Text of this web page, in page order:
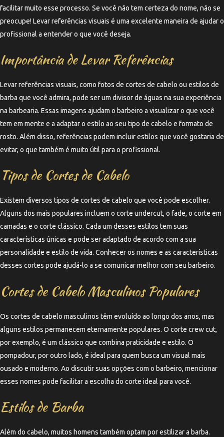
facilitar muito esse processo. Se você não tem certeza do nome, não se
preocupe! Levar referências visuais é uma excelente maneira de ajudar o
profissional a entender o que você deseja.
Importância de Levar Referências
Levar referências visuais, como fotos de cortes de cabelo ou estilos de
barba que você admira, pode ser um divisor de águas na sua experiência
na barbearia. Essas imagens ajudam o barbeiro a visualizar o que você
tem em mente e a adaptar o estilo ao seu tipo de cabelo e formato de
rosto. Além disso, referências podem incluir estilos que você gostaria de
evitar, o que também é muito útil para o profissional.
Tipos de Cortes de Cabelo
Existem diversos tipos de cortes de cabelo que você pode escolher.
Alguns dos mais populares incluem o corte undercut, o fade, o corte em
camadas e o corte clássico. Cada um desses estilos tem suas
características únicas e pode ser adaptado de acordo com a sua
personalidade e estilo de vida. Conhecer os nomes e as características
desses cortes pode ajudá-lo a se comunicar melhor com seu barbeiro.
Cortes de Cabelo Masculinos Populares
Os cortes de cabelo masculinos têm evoluído ao longo dos anos, mas
alguns estilos permanecem eternamente populares. O corte crew cut,
por exemplo, é um clássico que combina praticidade e estilo. O
pompadour, por outro lado, é ideal para quem busca um visual mais
ousado e moderno. Ao discutir suas opções com o barbeiro, mencionar
esses nomes pode facilitar a escolha do corte ideal para você.
Estilos de Barba
Além do cabelo, muitos homens também optam por estilizar a barba.